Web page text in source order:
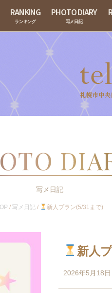
RANKING
ランキング
PHOTO DIARY
写メ日記
写メ日記
/写メ日記 / 新人プラン(5/31まで)
新人
2026年5月18